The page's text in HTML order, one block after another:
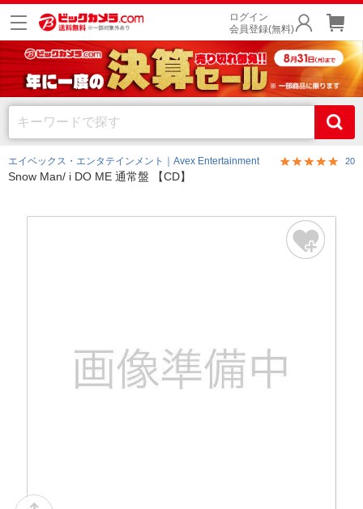
ログイン
会員登録(無料)
エイベックス・エンタテインメント｜Avex Entertainment 20
Snow Man/ i DO ME 通常盤 【CD】